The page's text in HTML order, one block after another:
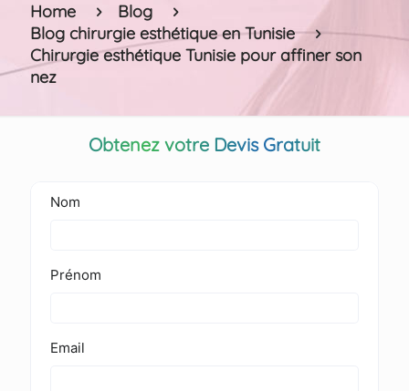
Home
Blog
Blog chirurgie esthétique en Tunisie
Chirurgie esthétique Tunisie pour affiner son
nez
Obtenez votre Devis Gratuit